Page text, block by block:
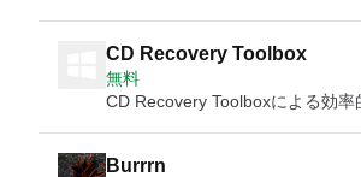
CD Recovery Toolbox
無料
CD Recovery Toolboxによる効率
Burrrn